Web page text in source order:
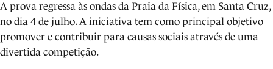
A prova regressa às ondas da Praia da Física, em Santa Cruz,
no dia 4 de julho. A iniciativa tem como principal objetivo
promover e contribuir para causas sociais através de uma
divertida competição.